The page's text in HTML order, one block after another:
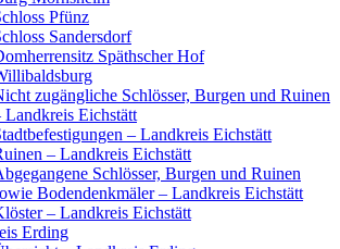
Pfünz
Sandersdorf
Späthscher Hof
zugängliche Schlösser, Burgen und Ruinen
Landkreis Eichstätt
– Landkreis Eichstätt
– Landkreis Eichstätt
Schlösser, Burgen und Ruinen
Bodendenkmäler – Landkreis Eichstätt
– Landkreis Eichstätt
Erding